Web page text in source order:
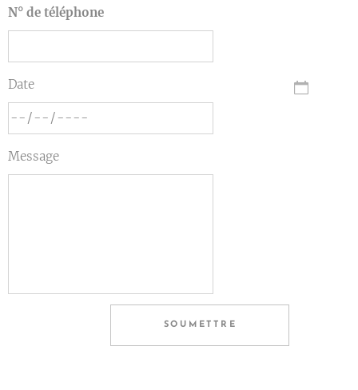
N° de téléphone
Date
Message
SOUMETTRE